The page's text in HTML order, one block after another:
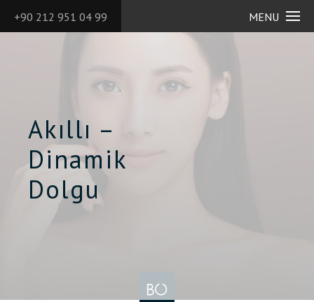
+90 212 951 04 99 MENU
Akıllı –
Dinamik
Dolgu